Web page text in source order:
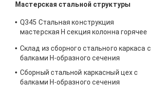
Мастерская стальной структуры
Q345 Стальная конструкция
мастерская H секция колонна горячее
Склад из сборного стального каркаса с
балками Н-образного сечения
Сборный стальной каркасный цех с
балками Н-образного сечения